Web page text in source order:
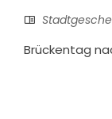
Brückentag